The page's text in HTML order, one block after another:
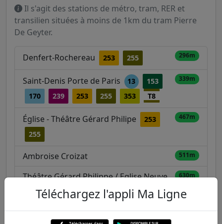
Il s'agit des stations de métro, tram, RER et
transilien situées à moins de 1km du tram Pierre
De Geyter.
Denfert-Rochereau 253 255 296m
Saint-Denis Porte de Paris 13
153
170
239 253 255 353 T8
339m
Église - Théâtre Gérard Philipe
253
255
467m
Ambroise Croizat 511m
Théâtre Gérard Philippe / Eglise Neuve
T1
630m
Saint-Denis 254 274 D H
T1
700m
Téléchargez l'appli Ma Ligne